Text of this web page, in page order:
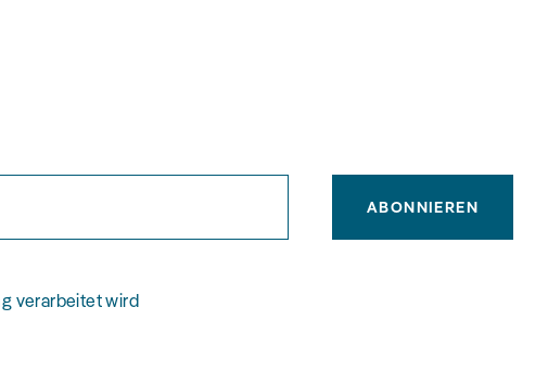
ABONNIEREN
verarbeitet wird